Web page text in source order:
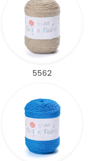
5562